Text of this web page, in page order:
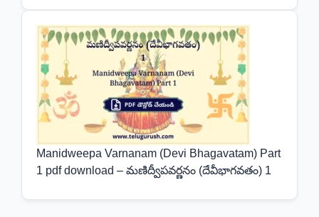
Manidweepa Varnanam (Devi Bhagavatam) Part
1 pdf download – మణిద్వీపవర్ణనం (దేవీభాగవతం) 1